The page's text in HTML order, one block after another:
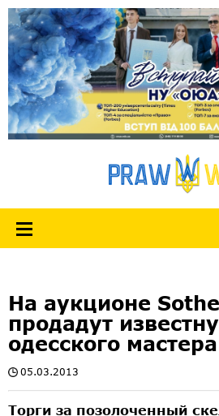
На аукционе
продадут
одесского мастера
05.03.2013
Торги за позолоченный